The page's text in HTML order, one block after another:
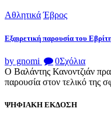
Αθλητικά Έβρος
Εξαιρετική παρουσία του
by gnomi 0Σχόλια
Ο Βαλάντης Κανοντζιάν
παρουσία στον τελικό της
ΨΗΦΙΑΚΗ ΕΚΔΟΣΗ